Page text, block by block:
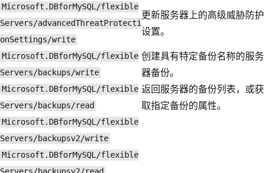
Microsoft.DBforMySQL/flexible
Servers/advancedThreatProtecti
onSettings/write
更新服务器上的高级威胁防护
设置。
Microsoft.DBforMySQL/flexible
Servers/backups/write
创建具有特定备份名称的服务
器备份。
Microsoft.DBforMySQL/flexible
Servers/backups/read
返回服务器的备份列表，或获
取指定备份的属性。
Microsoft.DBforMySQL/flexible
Servers/backupsv2/write
Microsoft.DBforMySQL/flexible